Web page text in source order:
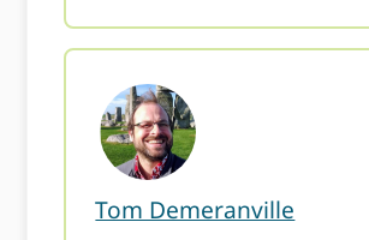
Tom Demeranville